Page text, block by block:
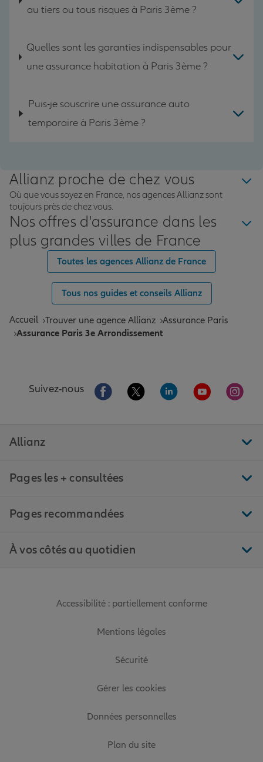
au tiers ou tous risques à Paris 3ème ?
Quelles sont les garanties indispensables pour
une assurance habitation à Paris 3ème ?
Puis-je souscrire une assurance auto
temporaire à Paris 3ème ?
Allianz proche de chez vous
Où que vous soyez en France, nos agences Allianz sont
toujours près de chez vous.
Nos offres d'assurance dans les
plus grandes villes de France
Toutes les agences Allianz de France
Tous nos guides et conseils Allianz
Accueil Trouver une agence Allianz Assurance Paris
Assurance Paris 3e Arrondissement
Suivez-nous Aller sur la page Facebook de Allianz
Aller sur la page Twitter de
Aller sur la page
Aller sur la
Aller
Allianz
Pages les + consultées
Pages recommandées
À vos côtés au quotidien
Accessibilité : partiellement conforme
Mentions légales
Sécurité
Gérer les cookies
Données personnelles
Plan du site